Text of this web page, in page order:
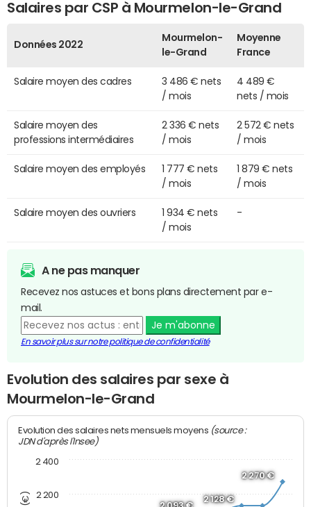
Salaires par CSP à Mourmelon-le-Grand
Données 2022
Mourmelon-
le-Grand
Moyenne
France
Salaire moyen des cadres
3 486 € nets
/ mois
4 489 €
nets / mois
Salaire moyen des
professions intermédiaires
2 336 € nets
/ mois
2 572 € nets
/ mois
Salaire moyen des employés
1 777 € nets
/ mois
1 879 € nets
/ mois
Salaire moyen des ouvriers
1 934 € nets
/ mois
-
A ne pas manquer
Recevez nos astuces et bons plans directement par e-
mail.
Je m'abonne
En savoir plus sur notre politique de confidentialité
Evolution des salaires par sexe à
Mourmelon-le-Grand
Evolution des salaires nets mensuels moyens (source :
JDN d'après l'Insee)
2 093 €
2 128 €
2 270 €
2 200
2 400